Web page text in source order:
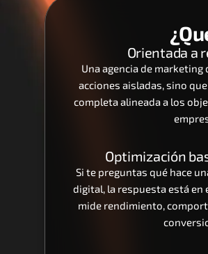
Orientada a
Una agencia de
acciones aisladas, sino
completa alineada a los
Optimización
Si te preguntas qué hace
digital, la respuesta está en
mide rendimiento,